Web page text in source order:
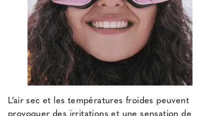
L’air sec et les températures froides peuvent